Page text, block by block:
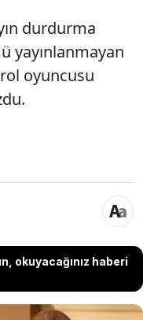
durdurma
yayınlanmayan
oyuncusu
okuyacağınız haberi